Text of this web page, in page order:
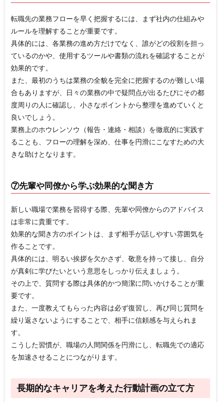
転職先の業務フローを早く把握するには、まず社内の仕組みや
ルールを理解することが重要です。
具体的には、各業務の進め方だけでなく、誰がどの役割を担っ
ているのかや、使用するツールや書類の流れを確認することが
効果的です。
また、最初のうちは業務の全貌を完全に把握するのが難しい場
合もありますが、日々の業務の中で疑問点が出るたびにその都
度周りの人に確認し、小さなポイントから整理を進めていくと
良いでしょう。
業務上のホウレンソウ（報告・連絡・相談）を徹底的に実践す
ることも、フローの理解を深め、仕事を円滑にこなすための大
きな助けとなります。
⑦先輩や同僚から学ぶ効果的な聞き方
新しい職場で業務を習得する際、先輩や同僚からのアドバイス
は非常に貴重です。
効果的な聞き方のポイントは、まず相手が話しやすい雰囲気を
作ることです。
具体的には、明るい挨拶を欠かさず、敬意を持って接し、自分
が真剣に学びたいという意思をしっかり伝えましょう。
その上で、質問する際は具体的かつ簡潔に問いかけることが重
要です。
また、一度教えてもらった内容は必ず復習し、再び同じ質問を
繰り返さないようにすることで、相手に信頼感を与えられま
す。
こうした習慣が、職場の人間関係を円滑にし、転職先での適応
を加速させることにつながります。
長期的なキャリアを考えた行動計画の立て方